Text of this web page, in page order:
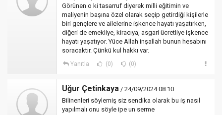
Görünen o ki tasarruf diyerek milli eğitimin ve
maliyenin başına özel olarak seçip getirdiği kişilerle
biri gençlere ve ailelerine işkence hayatı yaşatırken,
diğeri de emekliye, kiracıya, asgari ücretliye işkence
hayatı yaşatıyor. Yüce Allah inşallah bunun hesabını
soracaktır. Çünkü kul hakkı var.
Yanıtla (0) (0)
Uğur Çetinkaya / 24/09/2024 08:10
Bilinenleri söylemiş siz sendika olarak bu iş nasıl
yapılmalı onu söyle ipe un serme